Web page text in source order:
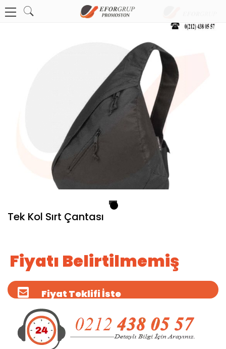
Tek Kol Sırt Çantası
Fiyatı Belirtilmemiş
Fiyat Teklifi İste